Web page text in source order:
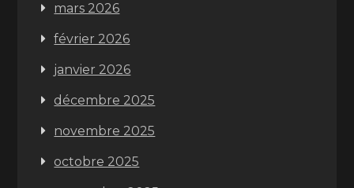
mars 2026
février 2026
janvier 2026
décembre 2025
novembre 2025
octobre 2025